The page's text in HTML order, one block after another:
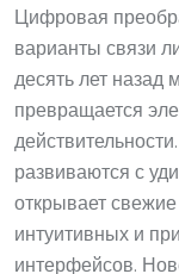
Цифровая
варианты связи
десять лет
превращается
развиваются с
открывает
интуитивных и
интерфейсов.